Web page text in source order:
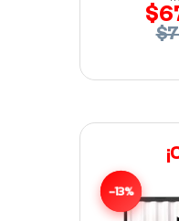
-13%